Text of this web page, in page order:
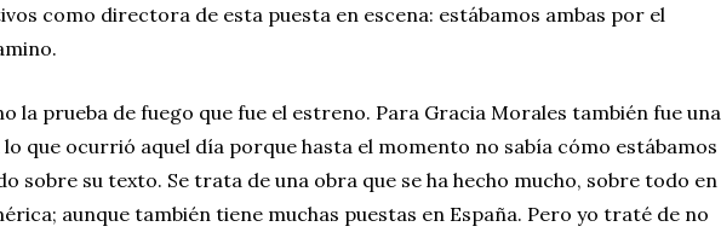
como directora de esta puesta en escena: estábamos ambas por el
la prueba de fuego que fue el estreno. Para Gracia Morales también fue una
que ocurrió aquel día porque hasta el momento no sabía cómo estábamos
sobre su texto. Se trata de una obra que se ha hecho mucho, sobre todo en
aunque también tiene muchas puestas en España. Pero yo traté de no